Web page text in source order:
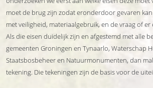
moet de brug zijn zodat eronderdoor gevaren
met veiligheid, materiaalgebruik, en de vraag of
Als die eisen duidelijk zijn en afgestemd met alle
gemeenten Groningen en Tynaarlo, Waterschap
Staatsbosbeheer en Natuurmonumenten, dan
tekening. Die tekeningen zijn de basis voor de